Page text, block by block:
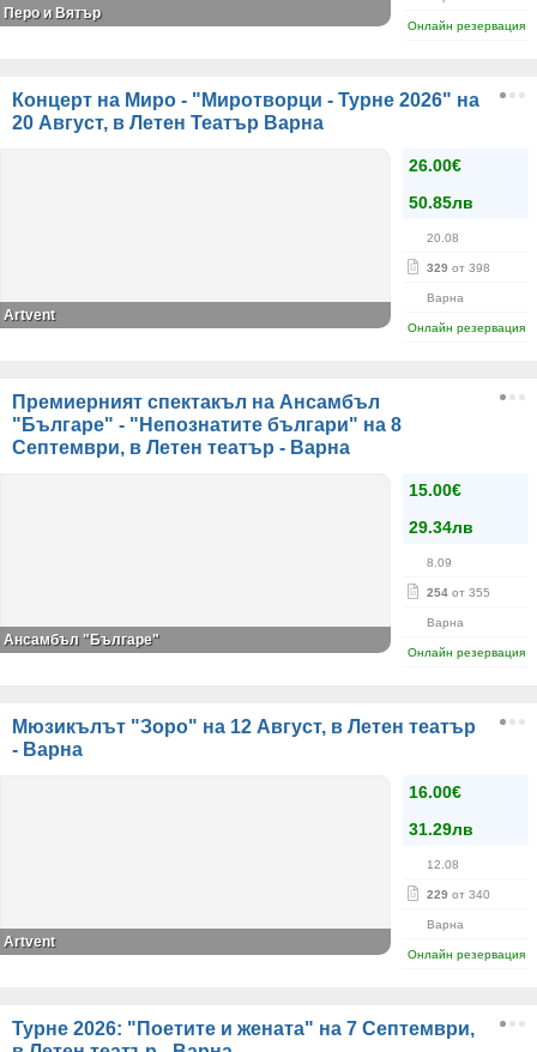
Онлайн резервация
Перо и Вятър
Концерт на Миро - "Миротворци - Турне 2026" на
20 Август, в Летен Театър Варна
26.00€
50.85лв
20.08
329 от 398
Варна
Онлайн резервация
Artvent
Премиерният спектакъл на Ансамбъл
"Българе" - "Непознатите българи" на 8
Септември, в Летен театър - Варна
15.00€
29.34лв
8.09
254 от 355
Варна
Онлайн резервация
Ансамбъл "Българе"
Мюзикълът "Зоро" на 12 Август, в Летен театър
- Варна
16.00€
31.29лв
12.08
229 от 340
Варна
Онлайн резервация
Artvent
Турне 2026: "Поетите и жената" на 7 Септември,